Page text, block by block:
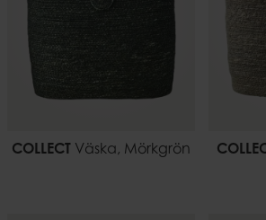
COLLECT Väska, Mörkgrön